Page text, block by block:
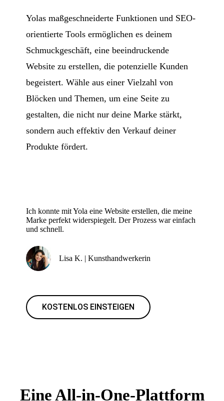
Yolas maßgeschneiderte Funktionen und SEO-
orientierte Tools ermöglichen es deinem
Schmuckgeschäft, eine beeindruckende
Website zu erstellen, die potenzielle Kunden
begeistert. Wähle aus einer Vielzahl von
Blöcken und Themen, um eine Seite zu
gestalten, die nicht nur deine Marke stärkt,
sondern auch effektiv den Verkauf deiner
Produkte fördert.
Ich konnte mit Yola eine Website erstellen, die meine
Marke perfekt widerspiegelt. Der Prozess war einfach
und schnell.
Lisa K. | Kunsthandwerkerin
KOSTENLOS EINSTEIGEN
Eine All-in-One-Plattform